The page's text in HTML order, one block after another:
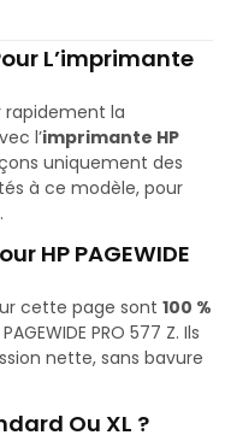
L’imprimante
la
l’imprimante HP
uniquement des
à ce modèle, pour
HP PAGEWIDE
cette page sont 100 %
PRO 577 Z. Ils
nette, sans bavure
Ou XL ?